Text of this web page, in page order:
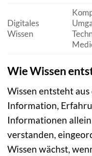
Digitales
Wissen
Wie Wissen
Wissen entsteht
Information,
Informationen
verstanden,
Wissen wächst,